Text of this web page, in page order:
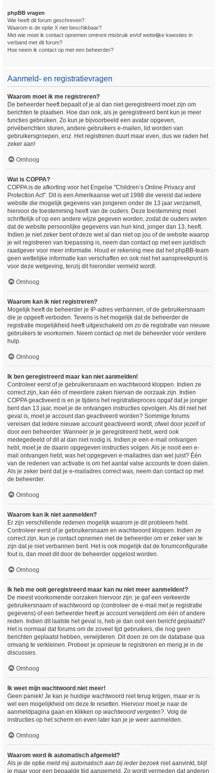
phpBB vragen
Wie heeft dit forum geschreven?
Waarom is de optie X niet beschikbaar?
Met wie moet ik contact opnemen omtrent misbruik en/of wettelijke kwesties in
verband met dit forum?
Hoe neem ik contact op met een beheerder?
Aanmeld- en registratievragen
Waarom moet ik me registreren?
De beheerder heeft bepaalt of je al dan niet geregistreerd moet zijn om
berichten te plaatsen. Hoe dan ook, als je geregistreerd bent kun je meer
functies gebruiken. Zo kun je bijvoorbeeld een avatar opgeven,
privéberichten sturen, andere gebruikers e-mailen, lid worden van
gebruikersgroepen, enz. Het registreren duurt maar even, dus we raden het
zeker aan!
Omhoog
Wat is COPPA?
COPPA is de afkorting voor het Engelse "Children’s Online Privacy and
Protection Act". Dit is een Amerikaanse wet uit 1998 die vereist dat iedere
website die mogelijk gegevens van jongeren onder de 13 jaar verzamelt,
hiervoor de toestemming heeft van de ouders. Deze toestemming moet
schriftelijk of op een andere wijze gegeven worden, zodat de ouders weten
dat de website persoonlijke gegevens van hun kind, jonger dan 13, heeft.
Indien je niet zeker bent of deze wet al dan niet op jou of de website waarop
je wil registreren van toepassing is, neem dan contact op met een juridisch
raadgever voor meer informatie. Houd er rekening mee dat het phpBB-team
geen wettelijke informatie kan verschaffen en ook niet het aanspreekpunt is
voor deze wetgeving, tenzij dit hieronder vermeld wordt.
Omhoog
Waarom kan ik niet registreren?
Mogelijk heeft de beheerder je IP-adres verbannen, of de gebruikersnaam
die je opgeeft verboden. Tevens is het mogelijk dat de beheerder de
registratie mogelijkheid heeft uitgeschakeld om zo de registratie van nieuwe
gebruikers te voorkomen. Neem contact op met de beheerder voor verdere
hulp.
Omhoog
Ik ben geregistreerd maar kan niet aanmelden!
Controleer eerst of je gebruikersnaam en wachtwoord kloppen. Indien ze
correct zijn, kan één of meerdere zaken hiervan de oorzaak zijn. Indien
COPPA geactiveerd is en je tijdens het registratieproces opgaf dat je jonger
bent dan 13 jaar, moet je de ontvangen instructies opvolgen. Als dit niet het
geval is, moet je account dan geactiveerd worden? Sommige forums
vereisen dat iedere nieuwe account geactiveerd wordt, ofwel door jezelf of
door een beheerder. Wanneer je je geregistreerd hebt, werd ook
medegedeeld of dit al dan niet nodig is. Indien je een e-mail ontvangen
hebt, moet je de daarin opgegeven instructies volgen. Als je nooit een e-
mail ontvangen hebt, was het opgegeven e-mailadres dan wel juist? Één
van de redenen van activatie is om het aantal valse accounts te doen dalen.
Als je zeker bent dat je e-mailadres correct was, neem dan contact op met
de beheerder.
Omhoog
Waarom kan ik niet aanmelden?
Er zijn verschillende redenen mogelijk waarom je dit probleem hebt.
Controleer eerst of je gebruikersnaam en wachtwoord kloppen. Indien ze
correct zijn, kun je contact opnemen met de beheerder om er zeker van te
zijn dat je niet verbannen bent. Het is ook mogelijk dat de forumconfiguratie
fout is, dan moet dit door de beheerder opgelost worden.
Omhoog
Ik heb me ooit geregistreerd maar kan nu niet meer aanmelden!?
De meest voorkomende oorzaken hiervoor zijn: je gaf een verkeerde
gebruikersnaam of wachtwoord op (controleer de e-mail met je registratie
gegevens) of een beheerder heeft je account verwijderd om één of andere
reden. Indien dit laatste het geval is, heb je dan ooit een bericht geplaatst?
Het is normaal dat forums om de zoveel tijd gebruikers, die nog geen
berichten geplaatst hebben, verwijderen. Dit doen ze om de database qua
omvang te verkleinen. Probeer je opnieuw te registreren en meng je in de
discussies.
Omhoog
Ik weet mijn wachtwoord niet meer!
Geen paniek! Je kan je huidige wachtwoord niet terug krijgen, maar er is
wel een mogelijkheid om deze te resetten. Hiervoor moet je naar de
aanmeldpagina gaan en klikken op wachtwoord vergeten?. Volg de
instructies op het scherm en even later kan je je weer aanmelden.
Omhoog
Waarom word ik automatisch afgemeld?
Als je de optie meld mij automatisch aan bij ieder bezoekniet aanvinkt, blijf
je maar voor een bepaalde tijd aangemeld. Zo wordt vermeden dat anderen